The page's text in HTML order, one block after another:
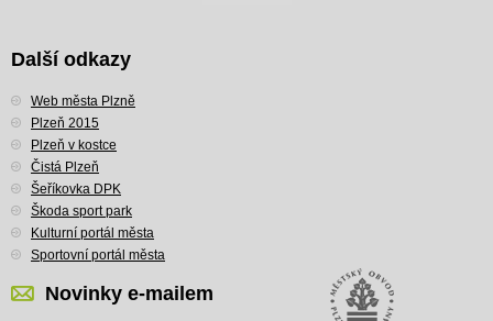
Další odkazy
Web města Plzně
Plzeň 2015
Plzeň v kostce
Čistá Plzeň
Šeříkovka DPK
Škoda sport park
Kulturní portál města
Sportovní portál města
Novinky e-mailem